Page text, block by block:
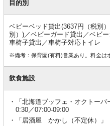
目的別
ベビーベッド貸出(3637円（税別
別）)／ベビーガード貸出／ベビ
車椅子貸出／車椅子対応トイレ
※備考：保育園(有料)営業あり。料金は
飲食施設
「北海道ブッフェ・オクトー
0:30／07:00-09:00
「居酒屋 かかし（不定休）